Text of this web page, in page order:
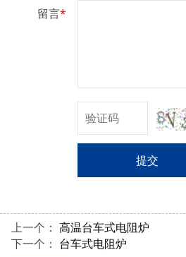
留言*
提交
上一个： 高温台车式电阻炉
下一个： 台车式电阻炉